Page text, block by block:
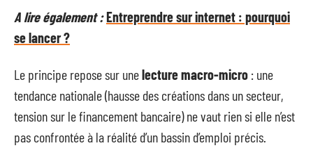
A lire également :Entreprendre sur internet : pourquoi
se lancer ?
Le principe repose sur unelecture macro-micro : une
tendance nationale (hausse des créations dans un secteur,
tension sur le financement bancaire) ne vaut rien si elle n’est
pas confrontée à la réalité d’un bassin d’emploi précis.